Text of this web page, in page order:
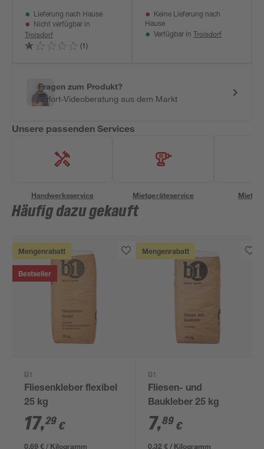
Lieferung nach Hause
Nicht verfügbar in
Troisdorf
(1)
Keine Lieferung nach
Hause
Verfügbar in Troisdorf
Fragen zum Produkt?
Sofort-Videoberatung aus dem Markt
Unsere passenden Services
Handwerksservice Mietgeräteservice
Häufig dazu gekauft
Mengenrabatt
Bestseller
B1
Fliesenkleber flexibel
25 kg
17,29 €
0,69 € / Kilogramm
Mengenrabatt
B1
Fliesen- und
Baukleber 25 kg
7,89 €
0,32 € / Kilogramm